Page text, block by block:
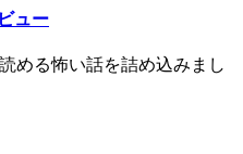
ュー
める怖い話を詰め込みまし